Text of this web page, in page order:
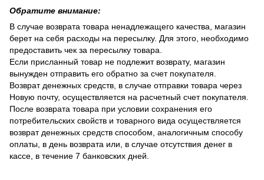
Обратите внимание:
В случае возврата товара ненадлежащего качества, магазин
берет на себя расходы на пересылку. Для этого, необходимо
предоставить чек за пересылку товара.
Если присланный товар не подлежит возврату, магазин
вынужден отправить его обратно за счет покупателя.
Возврат денежных средств, в случае отправки товара через
Новую почту, осуществляется на расчетный счет покупателя.
После возврата товара при условии сохранения его
потребительских свойств и товарного вида осуществляется
возврат денежных средств способом, аналогичным способу
оплаты, в день возврата или, в случае отсутствия денег в
кассе, в течение 7 банковских дней.